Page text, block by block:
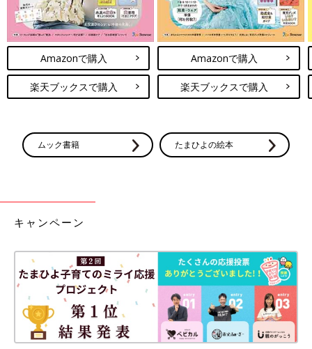
みどりの森みらいこども園のドキュメンテーション
田中：対してみどりの森みらいこども園は、雨のなかでの外遊び
児クラスが、雨の準備をしていなくて、お散歩やめようかという
先生に「どうしたら行けるかな？」と子どもたち自身が考え、提
豆先生：準備も遊びや学びになる
めに何が必要かを自分たちで考え「濡れてもいいよね」「でも雷
作ろうよ」と話し合って友達同士でやりとりしながら進めていく
姿が見られます。
雨というコントロールできないことが、子どもたちの「どうしよ
う？」という気持ちを引き出し、思いや考えを共有しながら、共
通の目的に向かって試行錯誤する姿へとつながっています。「協
同性」が発揮されているとも言えます。
Amazonで購入
楽天ブックスで購入
Amazonで購入
楽天ブックスで購入
ムック書籍 たまひよの絵本
キャンペーン